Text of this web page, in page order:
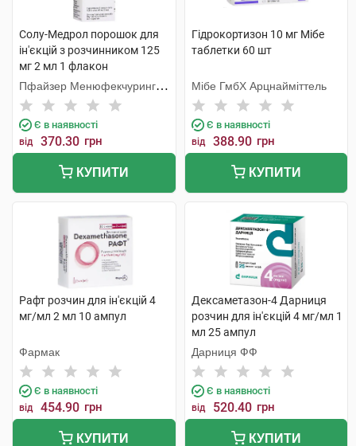
Солу-Медрол порошок для
ін'єкцій з розчинником 125
мг 2 мл 1 флакон
Пфайзер Менюфекчуринг
Бельгія
Є в наявності
від 370.30 грн
КУПИТИ
Гідрокортизон 10 мг Мібе
таблетки 60 шт
Мібе ГмбХ Арцнайміттель
Є в наявності
від 388.90 грн
КУПИТИ
Рафт розчин для ін'єкцій 4
мг/мл 2 мл 10 ампул
Фармак
Є в наявності
від 454.90 грн
КУПИТИ
Дексаметазон-4 Дарниця
розчин для ін'єкцій 4 мг/мл 1
мл 25 ампул
Дарниця ФФ
Є в наявності
від 520.40 грн
КУПИТИ